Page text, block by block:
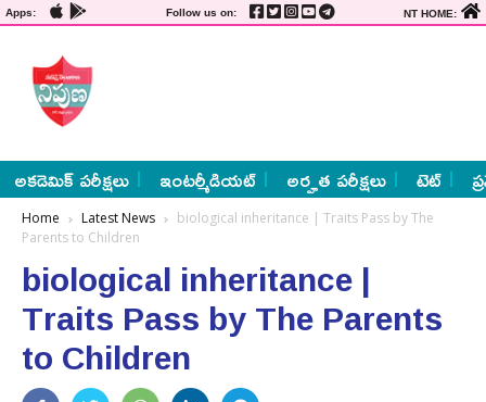
Apps: Follow us on: NT HOME:
అకడెమిక్ పరీక్షలు ఇంటర్మీడియట్ అర్హత పరీక్షలు టెట్
Home Latest News
biological inheritance | Traits Pass by The
Parents to Children
biological inheritance |
Traits Pass by The Parents
to Children